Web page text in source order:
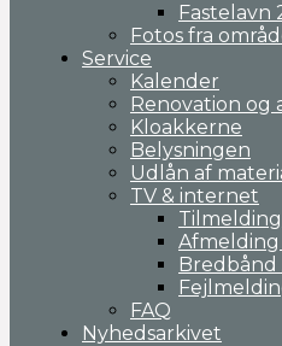
Fastelavn
Fotos fra
Service
Kalender
Renovation og
Kloakkerne
Belysningen
Udlån af
TV & internet
FAQ
Nyhedsarkivet